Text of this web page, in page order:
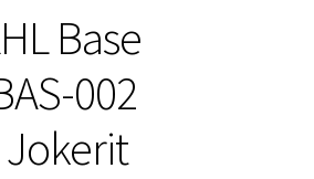
Base
002
Jokerit